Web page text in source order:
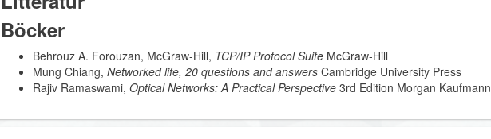
Böcker
Behrouz A. Forouzan, McGraw-Hill, TCP/IP Protocol SuiteMcGraw-Hill
Mung Chiang, Networked life, 20 questions and answersCambridge University Press
Rajiv Ramaswami, Optical Networks: A Practical Perspective3rd Edition Morgan Kaufmann